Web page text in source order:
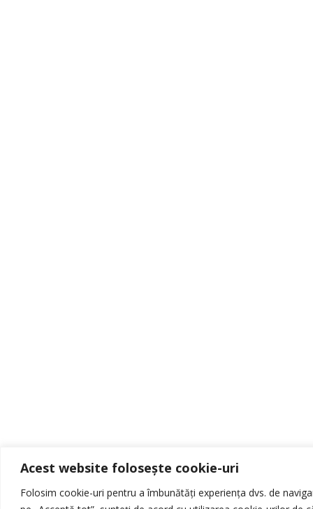
Acest website folosește cookie-uri
Folosim cookie-uri pentru a îmbunătăți experiența dvs. de